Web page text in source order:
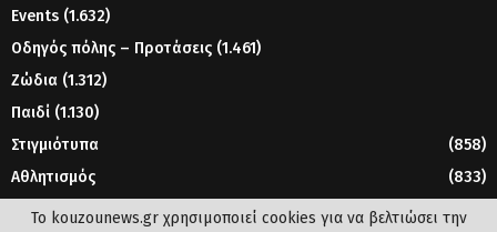
Events (1.632)
Οδηγός πόλης – Προτάσεις (1.461)
Ζώδια (1.312)
Παιδί (1.130)
Στιγμιότυπα
(858)
Αθλητισμός
(833)
Γυναίκα
Το kouzounews.gr χρησιμοποιεί cookies για να βελτιώσει την